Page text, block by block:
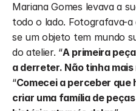
Mariana Gomes levava a
todo o lado. Fotografava-
se um objeto tem mundo
do atelier. “A primeira
a derreter. Não tinha
“Comecei a perceber que
criar uma família de